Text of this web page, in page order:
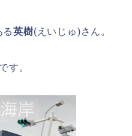
る英樹(えいじゅ)さん。
す。